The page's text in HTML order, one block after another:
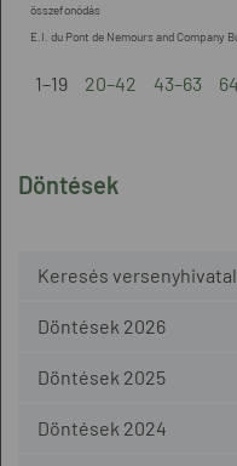
Döntések
Keresés
Döntések 2026
Döntések 2025
Döntések 2024
E.I. du Pont de Nemours and Company
összefonódás
1–19 20–42 43–63